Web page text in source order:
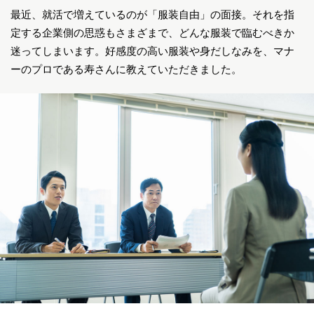
最近、就活で増えているのが「服装自由」の面接。それを指
定する企業側の思惑もさまざまで、どんな服装で臨むべきか
迷ってしまいます。好感度の高い服装や身だしなみを、マナ
ーのプロである寿さんに教えていただきました。